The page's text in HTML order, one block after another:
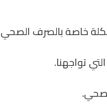
خاصة بالصرف الصحي
تواجهنا.